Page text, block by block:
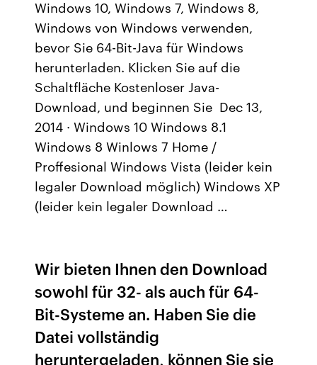
Windows 10, Windows 7, Windows 8,
Windows von Windows verwenden,
bevor Sie 64-Bit-Java für Windows
herunterladen. Klicken Sie auf die
Schaltfläche Kostenloser Java-
Download, und beginnen Sie Dec 13,
2014 · Windows 10 Windows 8.1
Windows 8 Winlows 7 Home /
Proffesional Windows Vista (leider kein
legaler Download möglich) Windows XP
(leider kein legaler Download …
Wir bieten Ihnen den Download
sowohl für 32- als auch für 64-
Bit-Systeme an. Haben Sie die
Datei vollständig
heruntergeladen, können Sie sie